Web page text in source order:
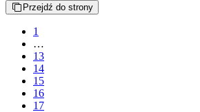
Przejdź do strony
1
…
13
14
15
16
17